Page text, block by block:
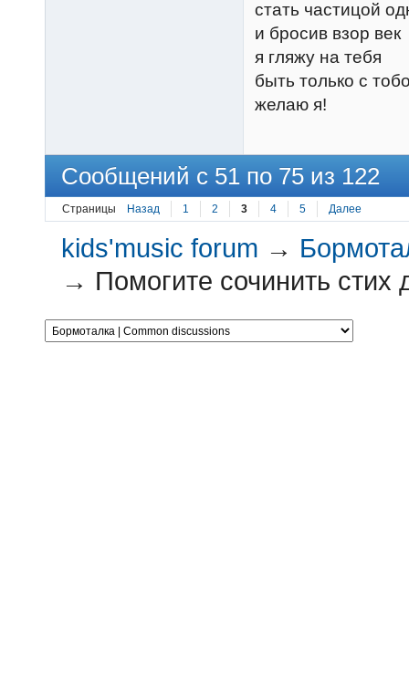
стать частицой
и бросив взор век
я гляжу на тебя
быть только с
желаю я!
Сообщений с 51 по 75 из 122
Страницы Назад 1 2 3 4 5 Далее
kids'music forum →
→ Помогите сочинить стих